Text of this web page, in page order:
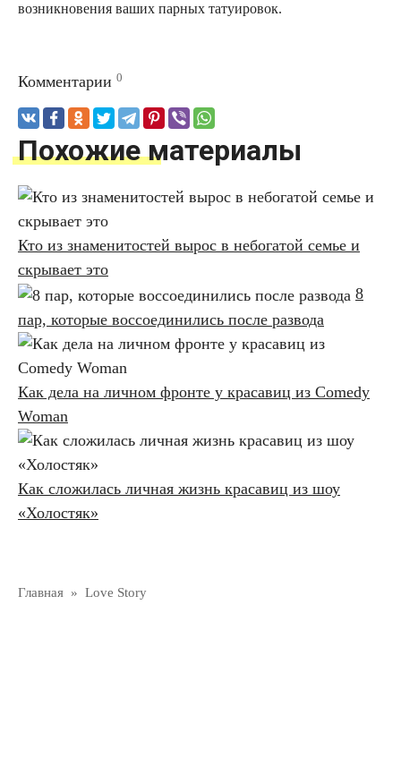
возникновения ваших парных татуировок.
Комментарии 0
Похожие материалы
Кто из знаменитостей вырос в небогатой семье и
скрывает это
8
пар, которые воссоединились после развода
Как дела на личном фронте у красавиц из Comedy
Woman
Как сложилась личная жизнь красавиц из шоу
«Холостяк»
Главная » Love Story